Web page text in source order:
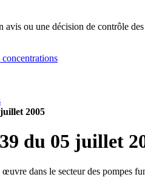
avis ou une décision de contrôle
2005
du 05 juillet
dans le secteur des pompes